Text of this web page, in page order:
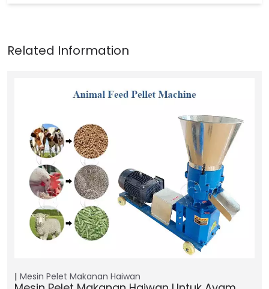
Mesin Pelet Makanan Haiwan